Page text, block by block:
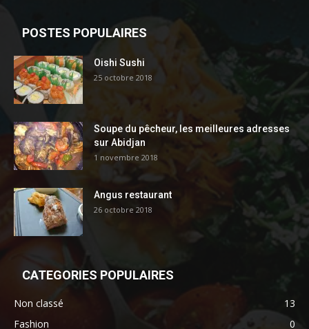
POSTES POPULAIRES
Oishi Sushi
25 octobre 2018
Soupe du pêcheur, les meilleures adresses
sur Abidjan
1 novembre 2018
Angus restaurant
26 octobre 2018
CATEGORIES POPULAIRES
Non classé
13
Fashion
0